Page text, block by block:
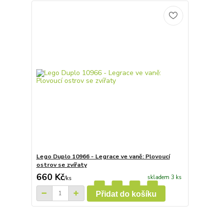
Lego Duplo 10966 - Legrace ve vaně: Plovoucí
ostrov se zvířaty
660 Kč/ks skladem 3 ks
Přidat do košíku